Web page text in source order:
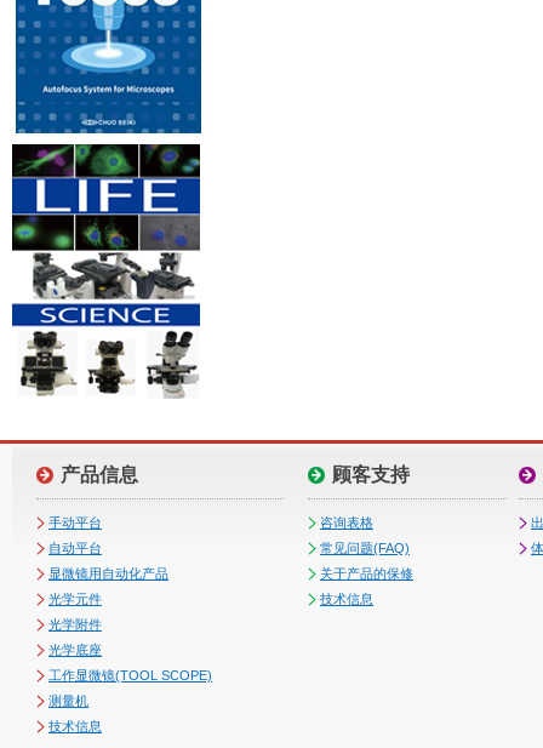
产品信息
手动平台
自动平台
显微镜用自动化产品
光学元件
光学附件
光学底座
工作显微镜(TOOL SCOPE)
测量机
技术信息
顾客支持
咨询表格
常见问题(FAQ)
关于产品的保修
技术信息